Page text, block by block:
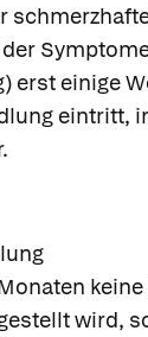
erst einige
eintritt,
wird,